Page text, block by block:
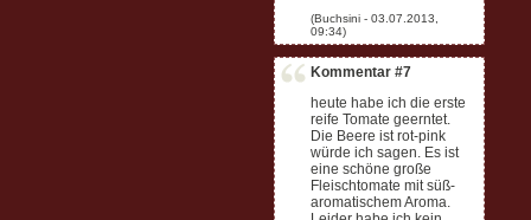
Kommentar #7
heute habe ich die erste
reife Tomate geerntet.
Die Beere ist rot-pink
würde ich sagen. Es ist
eine schöne große
Fleischtomate mit süß-
aromatischem Aroma.